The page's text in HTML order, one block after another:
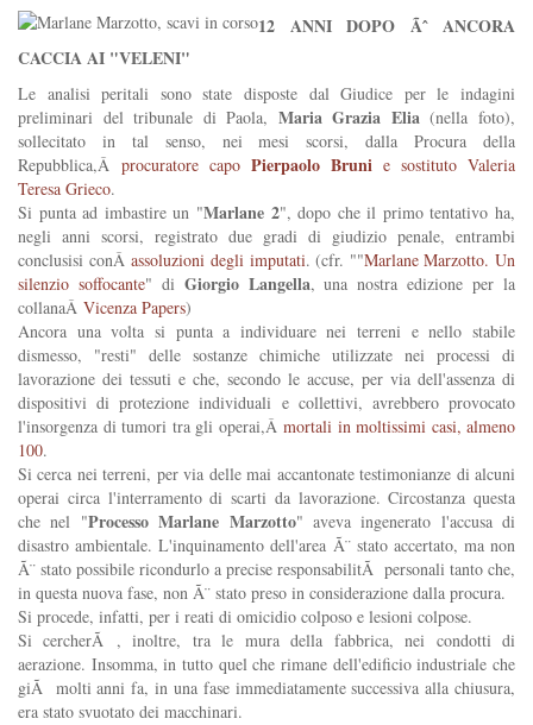
12 ANNI DOPO Ãˆ ANCORA
CACCIA AI "VELENI"
Le analisi peritali sono state disposte dal Giudice per le indagini
preliminari del tribunale di Paola, Maria Grazia Elia(nella foto),
sollecitato in tal senso, nei mesi scorsi, dalla Procura della
Repubblica,Â procuratore capo Pierpaolo Bruni e sostituto Valeria
Teresa Grieco.
Si punta ad imbastire un "Marlane 2", dopo che il primo tentativo ha,
negli anni scorsi, registrato due gradi di giudizio penale, entrambi
conclusisi conÂassoluzioni degli imputati. (cfr. ""Marlane Marzotto. Un
silenzio soffocante" di Giorgio Langella, una nostra edizione per la
collanaÂ Vicenza Papers)
Ancora una volta si punta a individuare nei terreni e nello stabile
dismesso, "resti" delle sostanze chimiche utilizzate nei processi di
lavorazione dei tessuti e che, secondo le accuse, per via dell'assenza di
dispositivi di protezione individuali e collettivi, avrebbero provocato
l'insorgenza di tumori tra gli operai,Â mortali in moltissimi casi, almeno
100.
Si cerca nei terreni, per via delle mai accantonate testimonianze di alcuni
operai circa l'interramento di scarti da lavorazione. Circostanza questa
che nel "Processo Marlane Marzotto" aveva ingenerato l'accusa di
disastro ambientale. L'inquinamento dell'area Ã¨ stato accertato, ma non
Ã¨ stato possibile ricondurlo a precise responsabilitÃ personali tanto che,
in questa nuova fase, non Ã¨ stato preso in considerazione dalla procura.
Si procede, infatti, per i reati di omicidio colposo e lesioni colpose.
Si cercherÃ , inoltre, tra le mura della fabbrica, nei condotti di
aerazione. Insomma, in tutto quel che rimane dell'edificio industriale che
giÃ molti anni fa, in una fase immediatamente successiva alla chiusura,
era stato svuotato dei macchinari.